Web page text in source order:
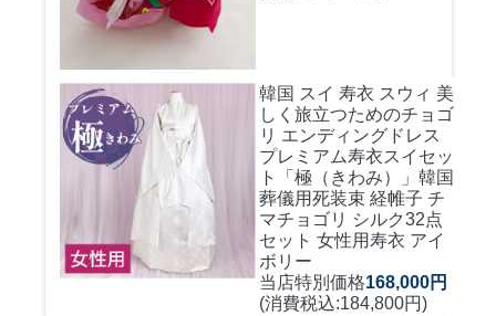
韓国 スイ 寿衣 スウィ 美
しく旅立つためのチョゴ
リ エンディングドレス
プレミアム寿衣スイセッ
ト「極（きわみ）」韓国
葬儀用死装束 経帷子 チ
マチョゴリ シルク32点
セット 女性用寿衣 アイ
ボリー
当店特別価格168,000円
(消費税込:184,800円)